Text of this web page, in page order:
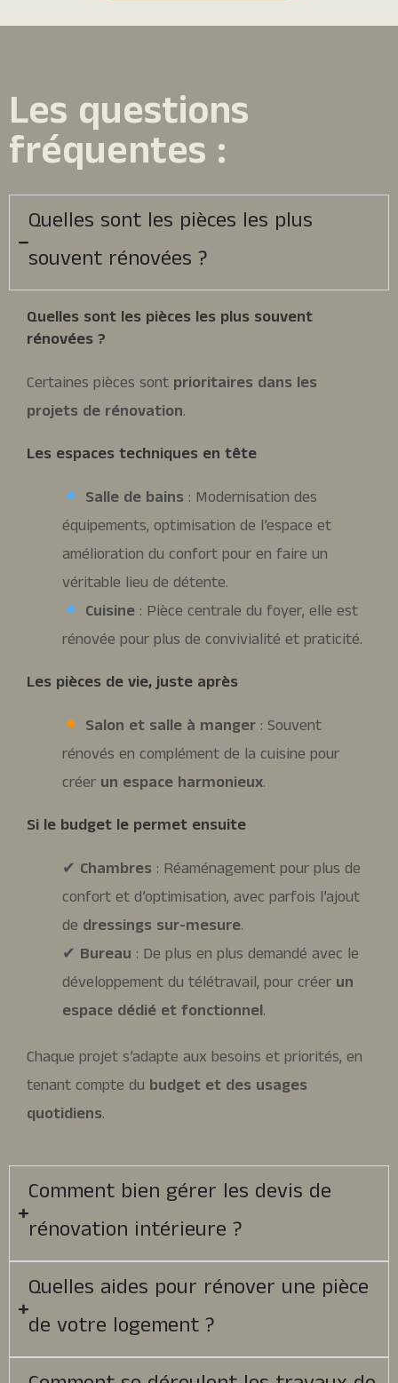
Les questions
fréquentes :
Quelles sont les pièces les plus
souvent rénovées ?
Quelles sont les pièces les plus souvent
rénovées ?
Certaines pièces sont prioritaires dans les
projets de rénovation.
Les espaces techniques en tête
Salle de bains : Modernisation des
équipements, optimisation de l’espace et
amélioration du confort pour en faire un
véritable lieu de détente.
Cuisine: Pièce centrale du foyer, elle est
rénovée pour plus de convivialité et praticité.
Les pièces de vie, juste après
Salon et salle à manger: Souvent
rénovés en complément de la cuisine pour
créer un espace harmonieux.
Si le budget le permet ensuite
✔ Chambres : Réaménagement pour plus de
confort et d’optimisation, avec parfois l’ajout
de dressings sur-mesure.
✔ Bureau : De plus en plus demandé avec le
développement du télétravail, pour créer un
espace dédié et fonctionnel.
Chaque projet s’adapte aux besoins et priorités, en
tenant compte du budget et des usages
quotidiens.
Comment bien gérer les devis de
rénovation intérieure ?
Quelles aides pour rénover une pièce
de votre logement ?